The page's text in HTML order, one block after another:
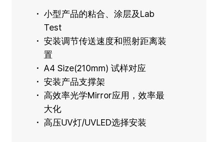
小型产品的粘合、涂层及Lab
Test
安装调节传送速度和照射距离装
置
A4 Size(210mm) 试样对应
安装产品支撑架
高效率光学Mirror应用，效率最
大化
高压UV灯/UVLED选择安装